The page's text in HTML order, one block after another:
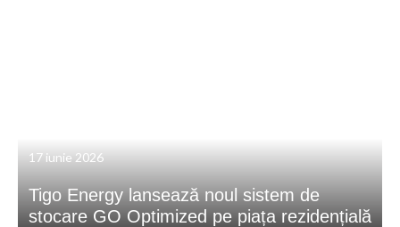
17 iunie 2026
Tigo Energy lansează noul sistem de
stocare GO Optimized pe piața rezidențială